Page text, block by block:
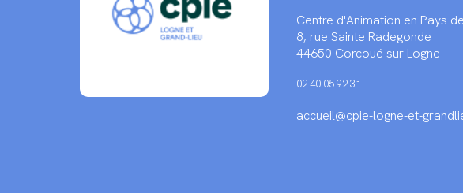
Centre d'Animation en Pays
8, rue Sainte Radegonde
44650 Corcoué sur Logne
02 40 05 92 31
accueil@cpie-logne-et-